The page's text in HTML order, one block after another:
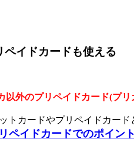
イドカードも使える
以外のプリペイドカード(プリ
カードやプリペイドカー
イドカードでのポイン